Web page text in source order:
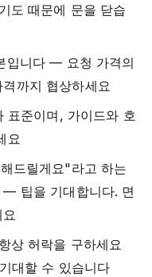
도 때문에 문을 닫습
입니다 — 요청 가격의
까지 협상하세요
표준이며, 가이드와 호
요
드릴게요"라고 하는
— 팁을 기대합니다. 면
상 허락을 구하세요
대할 수 있습니다